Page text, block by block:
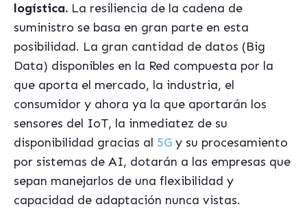
logística. La resiliencia de la cadena de
suministro se basa en gran parte en esta
posibilidad. La gran cantidad de datos (Big
Data) disponibles en la Red compuesta por la
que aporta el mercado, la industria, el
consumidor y ahora ya la que aportarán los
sensores del IoT, la inmediatez de su
disponibilidad gracias al 5G y su procesamiento
por sistemas de AI, dotarán a las empresas que
sepan manejarlos de una flexibilidad y
capacidad de adaptación nunca vistas.